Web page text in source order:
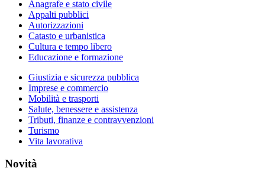
Anagrafe e stato civile
Appalti pubblici
Autorizzazioni
Catasto e urbanistica
Cultura e tempo libero
Educazione e formazione
Giustizia e sicurezza pubblica
Imprese e commercio
Mobilità e trasporti
Salute, benessere e assistenza
Tributi, finanze e contravvenzioni
Turismo
Vita lavorativa
Novità